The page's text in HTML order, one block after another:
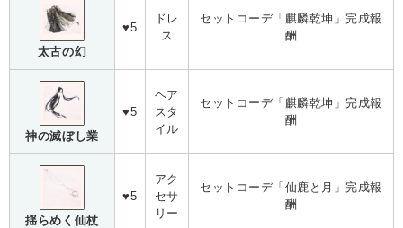
太古の幻
♥5
ドレ
ス
セットコーデ「麒麟乾坤」完成報
酬
神の滅ぼし業
♥5
ヘア
スタ
イル
セットコーデ「麒麟乾坤」完成報
酬
揺らめく仙杖
♥5
アク
セサ
リー
セットコーデ「仙鹿と月」完成報
酬